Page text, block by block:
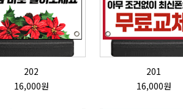
202
16,000원
201
16,000원